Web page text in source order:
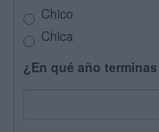
Chico
Chica
¿En qué año